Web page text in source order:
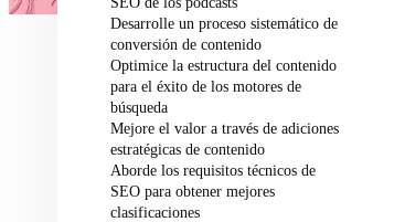
Desarrolle un proceso sistemático de
conversión de contenido
Optimice la estructura del contenido
para el éxito de los motores de
búsqueda
Mejore el valor a través de adiciones
estratégicas de contenido
Aborde los requisitos técnicos de
SEO para obtener mejores
clasificaciones